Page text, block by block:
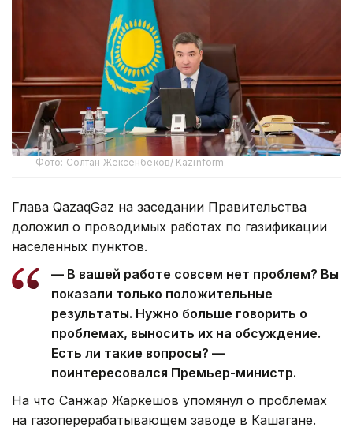
Фото: Солтан Жексенбеков/ Kazinform
Глава QazaqGaz на заседании Правительства
доложил о проводимых работах по газификации
населенных пунктов.
— В вашей работе совсем нет проблем? Вы
показали только положительные
результаты. Нужно больше говорить о
проблемах, выносить их на обсуждение.
Есть ли такие вопросы? —
поинтересовался Премьер-министр.
На что Санжар Жаркешов упомянул о проблемах
на газоперерабатывающем заводе в Кашагане.